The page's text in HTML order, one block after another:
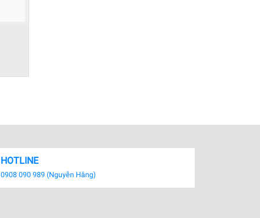
HOTLINE
0908 090 989 (Nguyễn Hằng)